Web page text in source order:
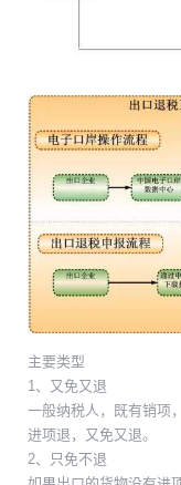
主要类型
1、又免又退
一般纳税人，既有销项
进项退，又免又退。
2、只免不退